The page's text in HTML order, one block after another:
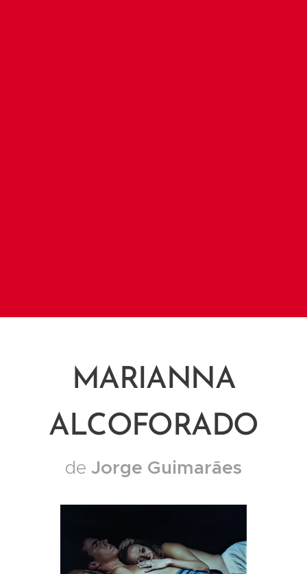
MARIANNA
ALCOFORADO
de Jorge Guimarães